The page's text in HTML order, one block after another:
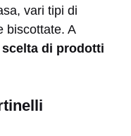
vari tipi di
biscottate. A
scelta di prodotti